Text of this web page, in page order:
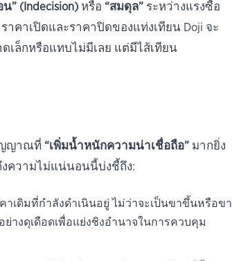
” (Indecision) หรือ “สมดุล” ระหว่างแรงซื้อ
าคาเปิดและราคาปิดของแท่งเทียน Doji จะ
เล็กหรือแทบไม่มีเลย แต่มีไส้เทียน
ญญาณที่ “เพิ่มน้ำหนักความน่าเชื่อถือ” มากยิ่ง
ความไม่แน่นอนนี้บ่งชี้ถึง:
าเดิมที่กำลังดำเนินอยู่ ไม่ว่าจะเป็นขาขึ้นหรือขา
างดุเดือดเพื่อแย่งชิงอำนาจในการควบคุม